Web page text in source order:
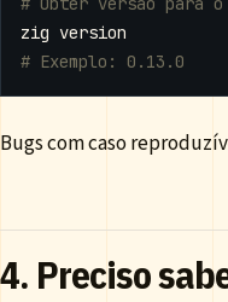
# Exemplo: 0.13.0
Bugs com caso
4. Preciso